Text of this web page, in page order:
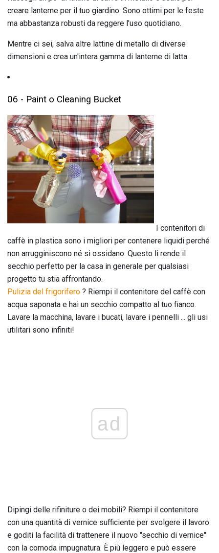
creare lanterne per il tuo giardino. Sono ottimi per le feste
ma abbastanza robusti da reggere l'uso quotidiano.
Mentre ci sei, salva altre lattine di metallo di diverse
dimensioni e crea un'intera gamma di lanterne di latta.
06 - Paint o Cleaning Bucket
I contenitori di
caffè in plastica sono i migliori per contenere liquidi perché
non arrugginiscono né si ossidano. Questo li rende il
secchio perfetto per la casa in generale per qualsiasi
progetto tu stia affrontando.
Pulizia del frigorifero ? Riempi il contenitore del caffè con
acqua saponata e hai un secchio compatto al tuo fianco.
Lavare la macchina, lavare i bucati, lavare i pennelli ... gli usi
utilitari sono infiniti!
ad
Dipingi delle rifiniture o dei mobili? Riempi il contenitore
con una quantità di vernice sufficiente per svolgere il lavoro
e goditi la facilità di trattenere il nuovo "secchio di vernice"
con la comoda impugnatura. È più leggero e può essere